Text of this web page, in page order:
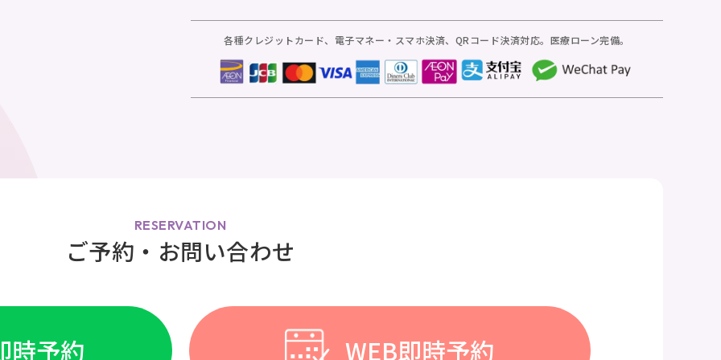
各種クレジットカード、電子マネー・スマホ決済、 QRコード決済対応。医療ローン完備。
RESERVATION
ご予約・お問い合わせ
時予約 WEB即時予約